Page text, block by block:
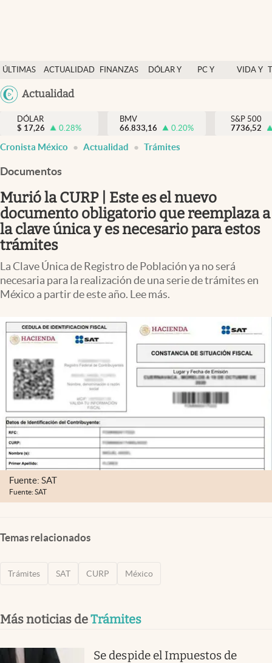
ÚLTIMAS
NOTICIAS
ACTUALIDAD
FINANZAS
DÓLAR Y
PC Y
VIDA Y
México
Actualidad
Actualidad
Finanzas y economía
Dólar y mercados
Pc y celular
Vida y estilo
Clima
Espiritualidad
Mediakit
abre en nueva pestaña
México
DÓLAR
$ 17,26 0.28%
BMV
66.833,16
0.20%
S&P 500
7736,52
Cronista México Actualidad Trámites
Documentos
Murió la CURP | Este es el nuevo
documento obligatorio que reemplaza a
la clave única y es necesario para estos
trámites
La Clave Única de Registro de Población ya no será
necesaria para la realización de una serie de trámites en
México a partir de este año. Lee más.
Fuente: SAT
Fuente: SAT
Temas relacionados
Trámites SAT CURP México
Más noticias deTrámites
Se despide el Impuestos de